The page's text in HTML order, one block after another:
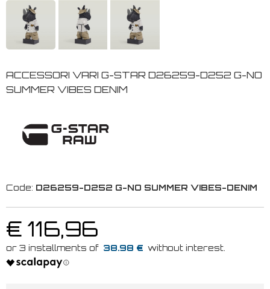
ACCESSORI VARI G-STAR D26259-D252 G-NO
SUMMER VIBES DENIM
Code: D26259-D252 G-NO SUMMER VIBES-DENIM
€ 116,96
38.98 €